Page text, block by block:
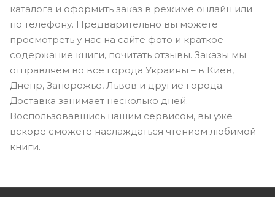
каталога и оформить заказ в режиме онлайн или
по телефону. Предварительно вы можете
просмотреть у нас на сайте фото и краткое
содержание книги, почитать отзывы. Заказы мы
отправляем во все города Украины – в Киев,
Днепр, Запорожье, Львов и другие города.
Доставка занимает несколько дней.
Воспользовавшись нашим сервисом, вы уже
вскоре сможете наслаждаться чтением любимой
книги.